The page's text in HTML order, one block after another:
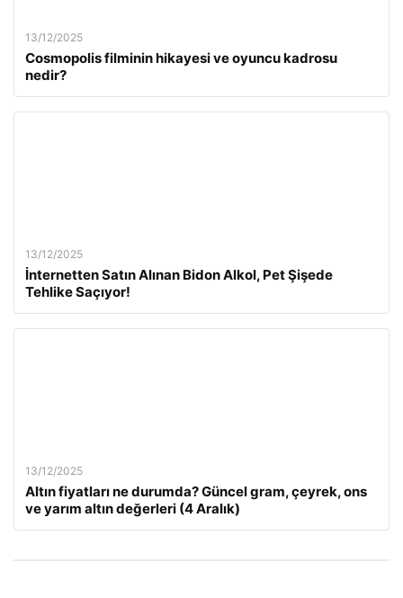
13/12/2025
Cosmopolis filminin hikayesi ve oyuncu kadrosu
nedir?
13/12/2025
İnternetten Satın Alınan Bidon Alkol, Pet Şişede
Tehlike Saçıyor!
13/12/2025
Altın fiyatları ne durumda? Güncel gram, çeyrek, ons
ve yarım altın değerleri (4 Aralık)